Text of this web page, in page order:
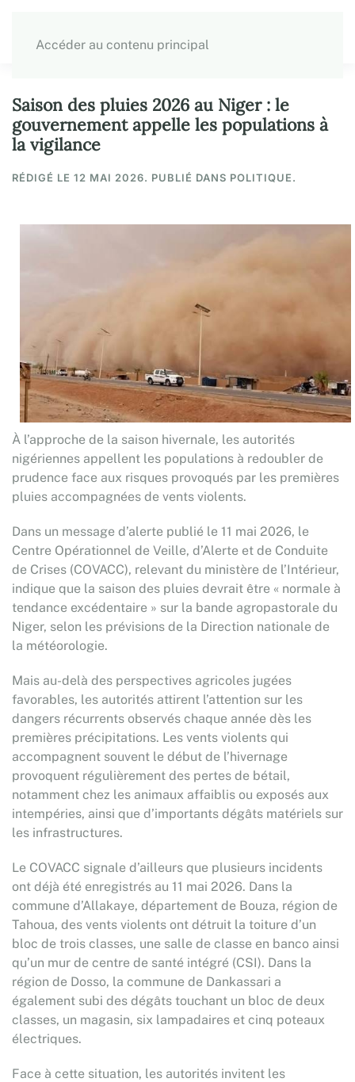
Accéder au contenu principal
Saison des pluies 2026 au Niger : le
gouvernement appelle les populations à
la vigilance
RÉDIGÉ LE 12 MAI 2026. PUBLIÉ DANS POLITIQUE.
À l’approche de la saison hivernale, les autorités
nigériennes appellent les populations à redoubler de
prudence face aux risques provoqués par les premières
pluies accompagnées de vents violents.
Dans un message d’alerte publié le 11 mai 2026, le
Centre Opérationnel de Veille, d’Alerte et de Conduite
de Crises (COVACC), relevant du ministère de l’Intérieur,
indique que la saison des pluies devrait être « normale à
tendance excédentaire » sur la bande agropastorale du
Niger, selon les prévisions de la Direction nationale de
la météorologie.
Mais au-delà des perspectives agricoles jugées
favorables, les autorités attirent l’attention sur les
dangers récurrents observés chaque année dès les
premières précipitations. Les vents violents qui
accompagnent souvent le début de l’hivernage
provoquent régulièrement des pertes de bétail,
notamment chez les animaux affaiblis ou exposés aux
intempéries, ainsi que d’importants dégâts matériels sur
les infrastructures.
Le COVACC signale d’ailleurs que plusieurs incidents
ont déjà été enregistrés au 11 mai 2026. Dans la
commune d’Allakaye, département de Bouza, région de
Tahoua, des vents violents ont détruit la toiture d’un
bloc de trois classes, une salle de classe en banco ainsi
qu’un mur de centre de santé intégré (CSI). Dans la
région de Dosso, la commune de Dankassari a
également subi des dégâts touchant un bloc de deux
classes, un magasin, six lampadaires et cinq poteaux
électriques.
Face à cette situation, les autorités invitent les